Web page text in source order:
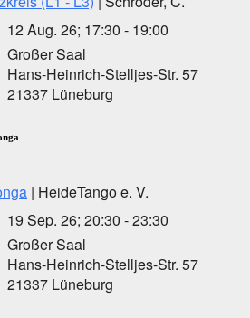
12 Aug. 26; 17:30 - 19:00
Großer Saal
Hans-Heinrich-Stelljes-Str. 57
21337 Lüneburg
| HeideTango e. V.
19 Sep. 26; 20:30 - 23:30
Großer Saal
Hans-Heinrich-Stelljes-Str. 57
21337 Lüneburg